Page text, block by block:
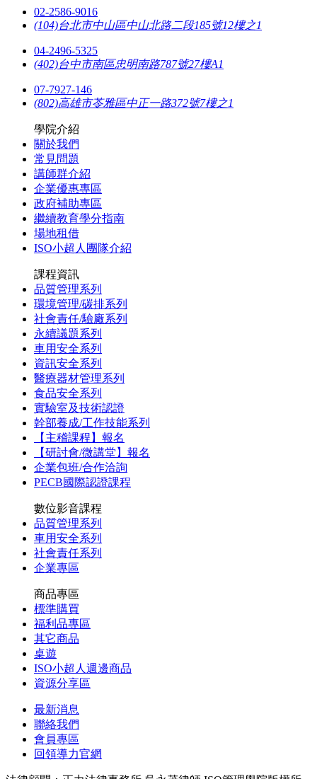
02-2586-9016
(104)台北市中山區中山北路二段185號12樓之1
04-2496-5325
(402)台中市南區忠明南路787號27樓A1
07-7927-146
(802)高雄市苓雅區中正一路372號7樓之1
學院介紹
關於我們
常見問題
講師群介紹
企業優惠專區
政府補助專區
繼續教育學分指南
場地租借
ISO小超人團隊介紹
課程資訊
品質管理系列
環境管理/碳排系列
社會責任/驗廠系列
永續議題系列
車用安全系列
資訊安全系列
醫療器材管理系列
食品安全系列
實驗室及技術認證
幹部養成/工作技能系列
【主稽課程】報名
【研討會/微講堂】報名
企業包班/合作洽詢
PECB國際認證課程
數位影音課程
品質管理系列
車用安全系列
社會責任系列
企業專區
商品專區
標準購買
福利品專區
其它商品
桌遊
ISO小超人週邊商品
資源分享區
最新消息
聯絡我們
會員專區
回領導力官網